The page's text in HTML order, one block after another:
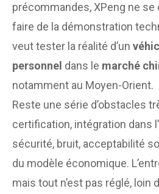
précommandes, XPeng ne
faire de la démonstration
veut tester la réalité d’un
personnel dans le marché
notamment au Moyen-Orient.
Reste une série d’obstacles
certification, intégration dans
sécurité, bruit, acceptabilité
du modèle économique.
mais tout n’est pas réglé, loin